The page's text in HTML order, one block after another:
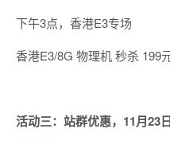
下午3点，香港E3专场
香港E3/8G 物理机 秒杀 199
活动三：站群优惠， 11月23日